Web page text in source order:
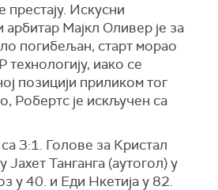
Искусни
Мајкл Оливер је за
погибељан, старт морао
технологију, иако се
позицији приликом тог
Робертс је искључен са
3:1. Голове за Кристал
Јахет Танганга (аутогол) у
у 40. и Еди Нкетија у 82.